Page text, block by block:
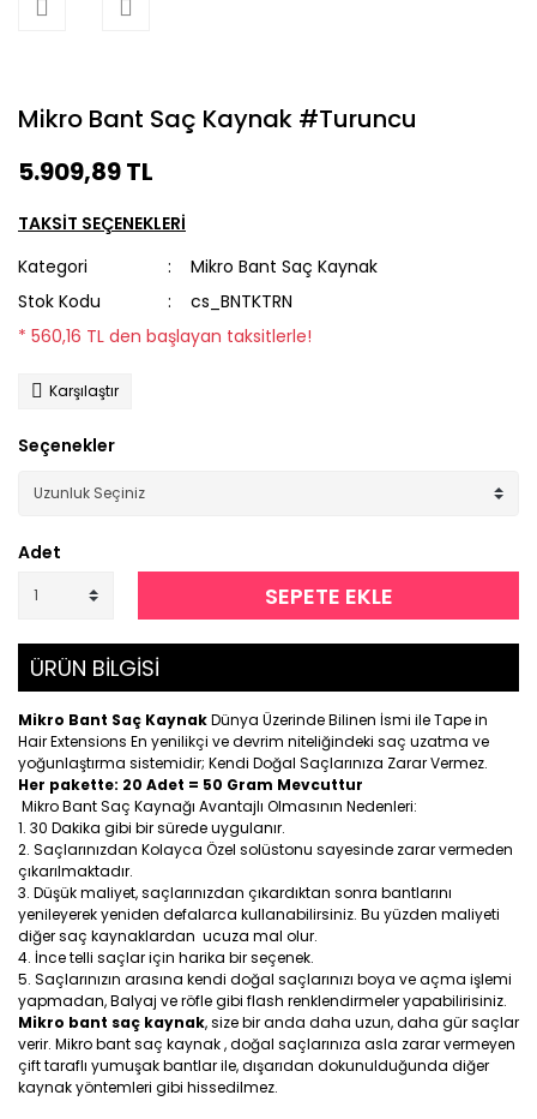
Mikro Bant Saç Kaynak #Turuncu
5.909,89 TL
TAKSİT SEÇENEKLERİ
Kategori
Mikro Bant Saç Kaynak
Stok Kodu
cs_BNTKTRN
* 560,16 TL den başlayan taksitlerle!
Karşılaştır
Seçenekler
Adet
SEPETE EKLE
ÜRÜN BİLGİSİ
Mikro Bant Saç KaynakDünya Üzerinde Bilinen İsmi ile Tape in
Hair Extensions En yenilikçi ve devrim niteliğindeki saç uzatma ve
yoğunlaştırma sistemidir; Kendi Doğal Saçlarınıza Zarar Vermez.
Her pakette: 20 Adet = 50 Gram Mevcuttur
Mikro Bant Saç Kaynağı Avantajlı Olmasının Nedenleri:
30 Dakika gibi bir sürede uygulanır.
Saçlarınızdan Kolayca Özel solüstonu sayesinde zarar vermeden
çıkarılmaktadır.
Düşük maliyet, saçlarınızdan çıkardıktan sonra bantlarını
yenileyerek yeniden defalarca kullanabilirsiniz. Bu yüzden maliyeti
diğer saç kaynaklardan ucuza mal olur.
İnce telli saçlar için harika bir seçenek.
Saçlarınızın arasına kendi doğal saçlarınızı boya ve açma işlemi
yapmadan, Balyaj ve röfle gibi flash renklendirmeler yapabilirisiniz.
Mikro bant saç kaynak, size bir anda daha uzun, daha gür saçlar
verir. Mikro bant saç kaynak , doğal saçlarınıza asla zarar vermeyen
çift taraflı yumuşak bantlar ile, dışarıdan dokunulduğunda diğer
kaynak yöntemleri gibi hissedilmez.